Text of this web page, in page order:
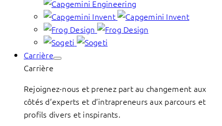
Carrière
Carrière
Rejoignez-nous et prenez part au changement aux
côtés d’experts et d’intrapreneurs aux parcours et
profils divers et inspirants.